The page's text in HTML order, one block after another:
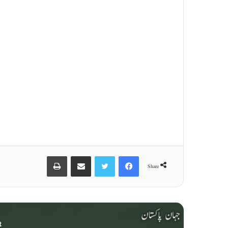
Share
Facebook
Twitter
Share via Email
Print